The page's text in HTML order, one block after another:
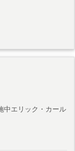
中エリック・カール